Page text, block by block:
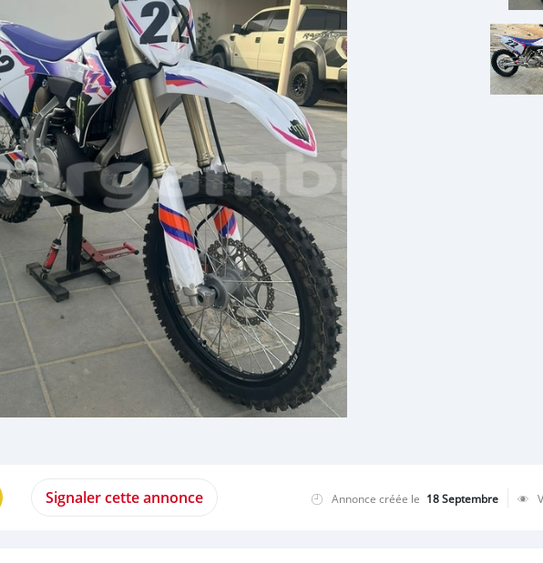
Signaler cette annonce Annonce créée le 18 Septembre